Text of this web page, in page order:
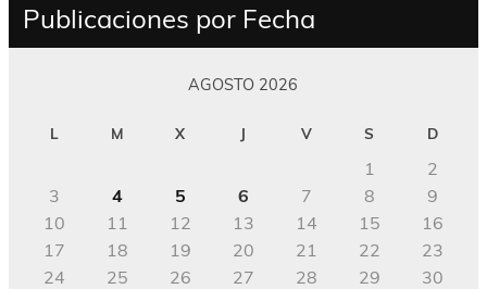
Publicaciones por Fecha
AGOSTO 2026
L M X J V S D
1
2
3
4 5 6 7 8
9
10
11 12 13 14 15
16
17
18 19 20 21 22
23
24
25 26 27 28 29
30